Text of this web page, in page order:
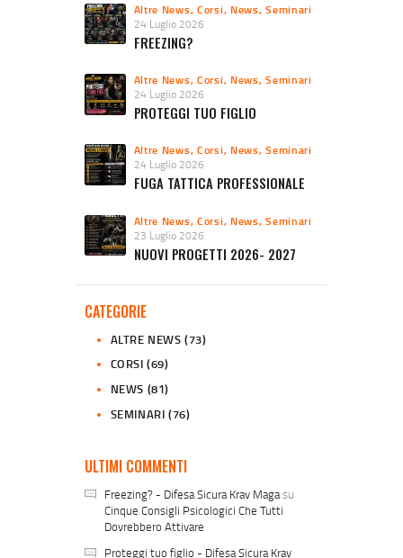
Altre News,Corsi, News,Seminari
24 Luglio 2026
FREEZING?
Altre News,Corsi, News,Seminari
24 Luglio 2026
PROTEGGI TUO FIGLIO
Altre News,Corsi, News,Seminari
24 Luglio 2026
FUGA TATTICA PROFESSIONALE
Altre News,Corsi, News,Seminari
23 Luglio 2026
NUOVI PROGETTI 2026- 2027
CATEGORIE
ALTRE NEWS (73)
CORSI (69)
NEWS (81)
SEMINARI (76)
ULTIMI COMMENTI
Freezing? - Difesa Sicura Krav Magasu
Cinque Consigli Psicologici Che Tutti
Dovrebbero Attivare
Proteggi tuo figlio - Difesa Sicura Krav